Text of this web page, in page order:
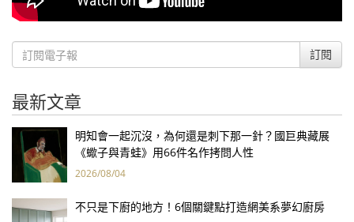
訂閱
最新文章
明知會一起沉沒，為何還是刺下那一針？國巨典藏展
《蠍子與青蛙》用66件名作拷問人性
2026/08/04
不只是下廚的地方！6個關鍵點打造網美系夢幻廚房